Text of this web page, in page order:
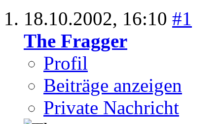
18.10.2002, 16:10 #1
The Fragger
Profil
Beiträge anzeigen
Private Nachricht